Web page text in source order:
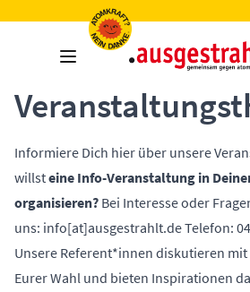
Informiere Dich hier über unsere
willsteine Info-Veranstaltung in
organisieren? Bei Interesse oder
uns: info[at]ausgestrahlt.deTelefon:
Unsere Referent*innen diskutieren mit
Eurer Wahl und bieten Inspirationen